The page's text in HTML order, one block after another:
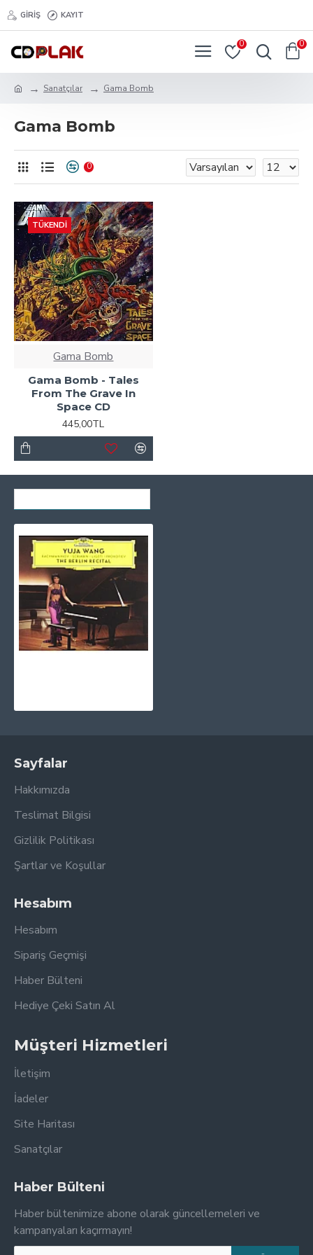
GIRIŞ KAYIT
0 0
Sanatçılar Gama Bomb
Gama Bomb
0
TÜKENDI
Gama Bomb
Gama Bomb - Tales
From The Grave In
Space CD
445,00TL
Sayfalar
Hakkımızda
Teslimat Bilgisi
Gizlilik Politikası
Şartlar ve Koşullar
Hesabım
Hesabım
Sipariş Geçmişi
Haber Bülteni
Hediye Çeki Satın Al
Müşteri Hizmetleri
İletişim
İadeler
Site Haritası
Sanatçılar
Haber Bülteni
Haber bültenimize abone olarak güncellemeleri ve
kampanyaları kaçırmayın!